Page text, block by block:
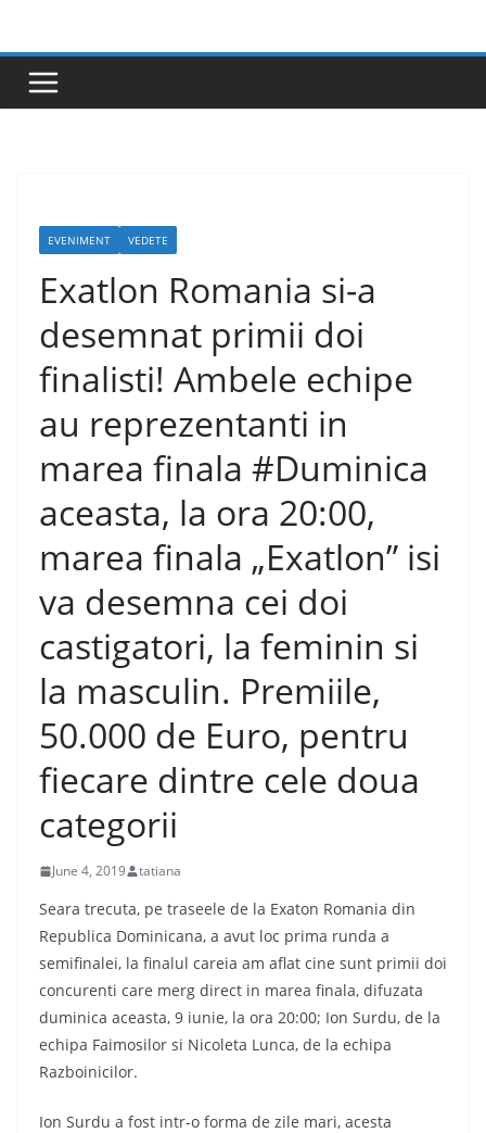
content
EVENIMENT VEDETE
Exatlon Romania si-a
desemnat primii doi
finalisti! Ambele echipe
au reprezentanti in
marea finala #Duminica
aceasta, la ora 20:00,
marea finala „Exatlon” isi
va desemna cei doi
castigatori, la feminin si
la masculin. Premiile,
50.000 de Euro, pentru
fiecare dintre cele doua
categorii
June 4, 2019 tatiana
Seara trecuta, pe traseele de la Exaton Romania din
Republica Dominicana, a avut loc prima runda a
semifinalei, la finalul careia am aflat cine sunt primii doi
concurenti care merg direct in marea finala, difuzata
duminica aceasta, 9 iunie, la ora 20:00; Ion Surdu, de la
echipa Faimosilor si Nicoleta Lunca, de la echipa
Razboinicilor.
Ion Surdu a fost intr-o forma de zile mari, acesta